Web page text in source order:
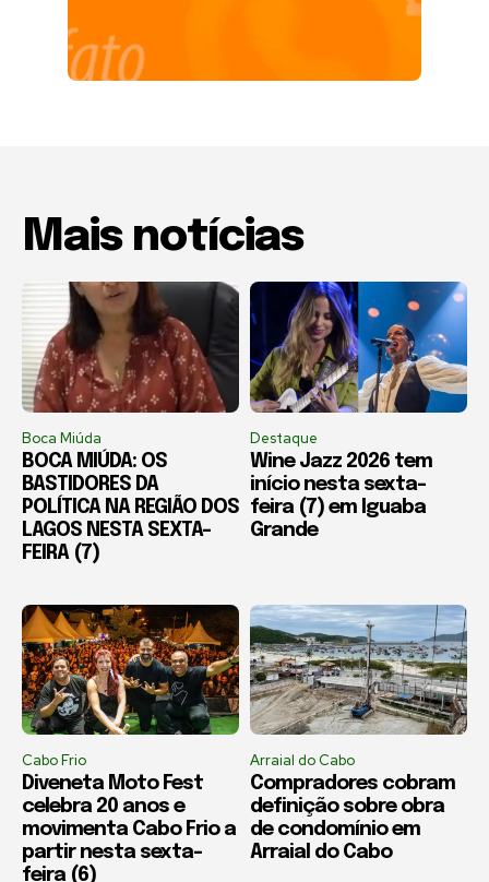
Mais notícias
Boca Miúda
BOCA MIÚDA: OS
BASTIDORES DA
POLÍTICA NA REGIÃO DOS
LAGOS NESTA SEXTA-
FEIRA (7)
Destaque
Wine Jazz 2026 tem
início nesta sexta-
feira (7) em Iguaba
Grande
Cabo Frio
Diveneta Moto Fest
celebra 20 anos e
movimenta Cabo Frio a
partir nesta sexta-
feira (6)
Arraial do Cabo
Compradores cobram
definição sobre obra
de condomínio em
Arraial do Cabo